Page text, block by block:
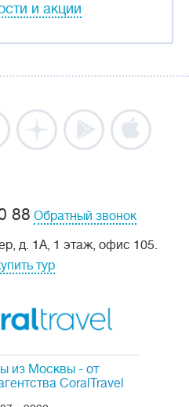
и акции
из Москвы - от
CoralTravel
88 Обратный звонок
д. 1А, 1 этаж, офис 105.
тур